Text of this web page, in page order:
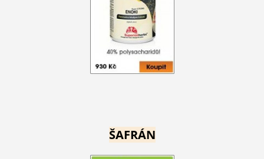
ŠAFRÁN